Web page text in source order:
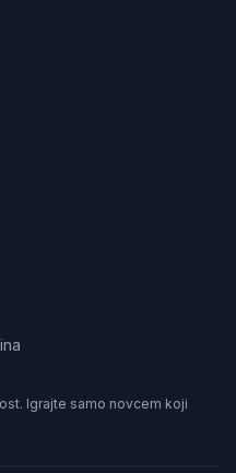
Igrajte samo novcem koji